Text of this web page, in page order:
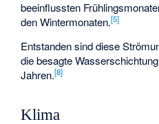
beeinflussten
den Wintermonaten.[5]
Entstanden sind diese
die besagte
Jahren.[8]
Klima